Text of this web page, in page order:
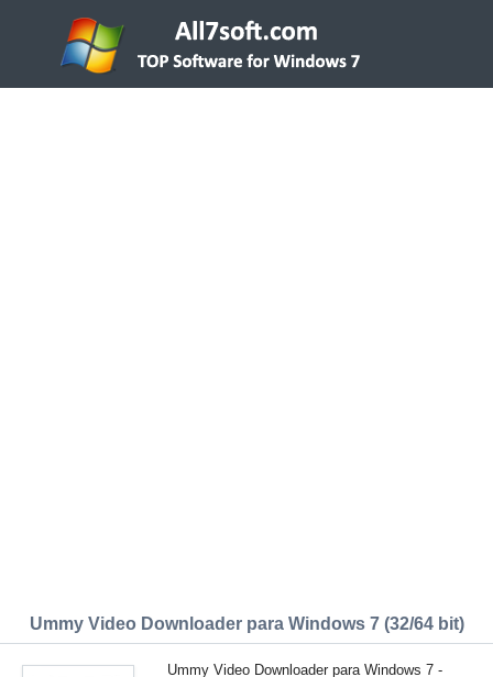
Ummy Video Downloader para Windows 7 (32/64 bit)
Ummy Video Downloader para Windows 7 -